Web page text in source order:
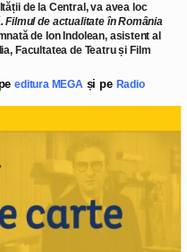
de la Central , va avea loc
Filmul de actualitate în România
de Ion Indolean, asistent al
Facultatea de Teatru și Film
editura MEGA și pe Radio